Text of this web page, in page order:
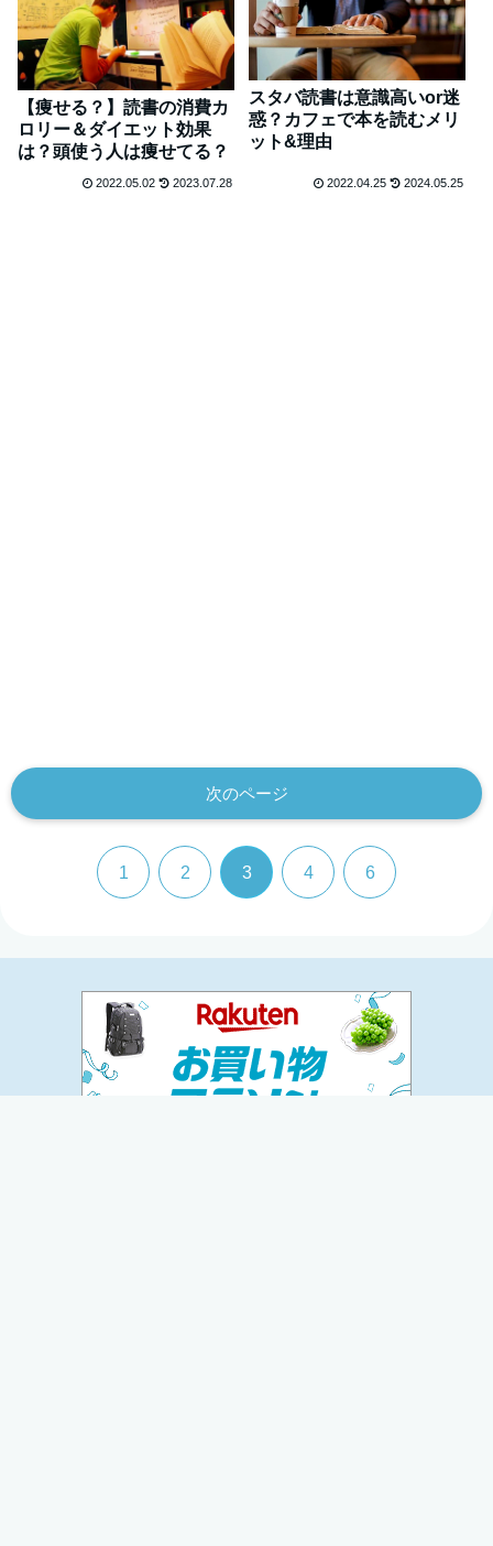
【痩せる？】読書の消費カ
ロリー＆ダイエット効果
は？頭使う人は痩せてる？
2022.05.02 2023.07.28
スタバ読書は意識高いor迷
惑？カフェで本を読むメリ
ット&理由
2022.04.25 2024.05.25
次のページ
1 2 3 4 6